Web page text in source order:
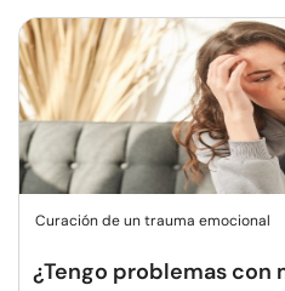
Curación de un trauma emocional
¿Tengo problemas con